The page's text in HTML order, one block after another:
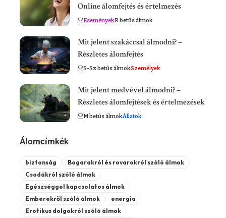
Online álomfejtés és értelmezés
EseményekR betűs álmok
Mit jelent szakáccsal álmodni? –
Részletes álomfejtés
S-Sz betűs álmokSzemélyek
Mit jelent medvével álmodni? –
Részletes álomfejtések és értelmezések
M betűs álmokÁllatok
Álomcímkék
biztonság
Bogarakról és rovarokról szóló álmok
Csodákról szóló álmok
Egészséggel kapcsolatos álmok
Emberekről szóló álmok
energia
Erotikus dolgokról szóló álmok